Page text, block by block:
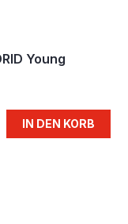
Young
IN DEN KORB